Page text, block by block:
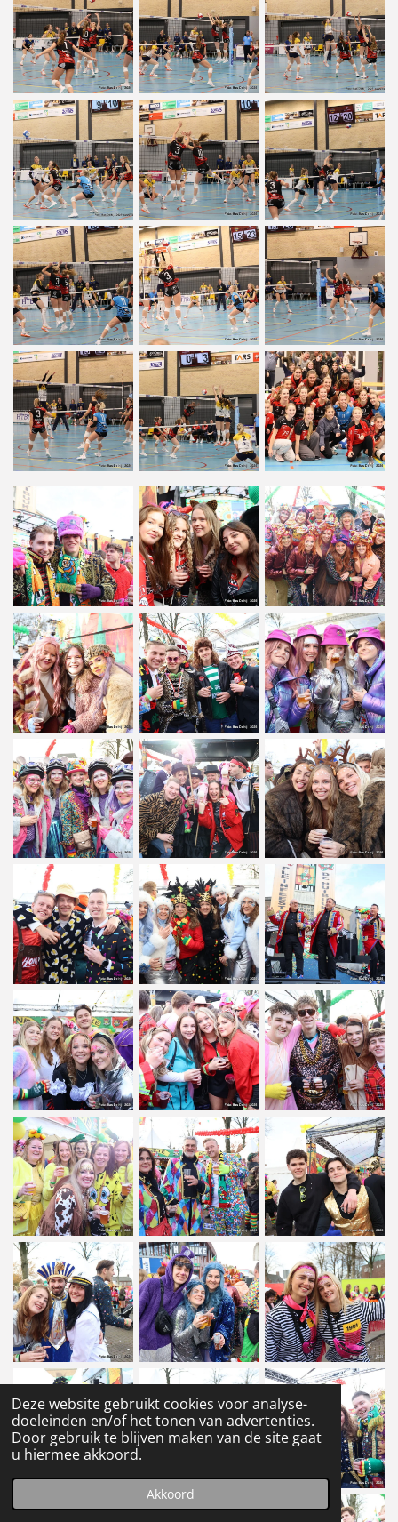
Deze website gebruikt cookies voor analyse-
doeleinden en/of het tonen van advertenties.
Door gebruik te blijven maken van de site gaat
u hiermee akkoord.
Akkoord